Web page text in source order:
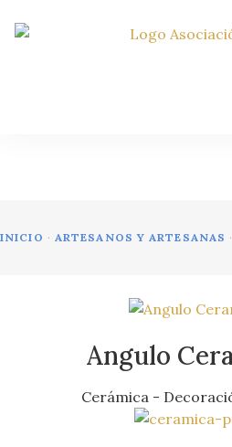
INICIO · ARTESANOS Y ARTESANAS ·
Angulo
Cerámica -